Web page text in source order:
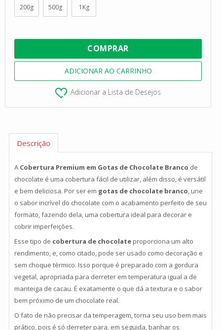
200g 500g 1Kg
Adicionar a Lista de Desejos
Descrição
A Cobertura Premium em Gotas de Chocolate Branco de
chocolate é uma cobertura fácil de utilizar, além disso, é versátil
e bem deliciosa. Por ser em gotas de chocolate branco , une
o sabor incrível do chocolate com o acabamento perfeito de seu
formato, fazendo dela, uma cobertura ideal para decorar e
cobrir imperfeições.
Esse tipo de cobertura de chocolateproporciona um alto
rendimento, e, como citado, pode ser usado como decoração e
sem choque térmico. Isso porque é preparado com a gordura
vegetal, apropriada para derreter em temperatura igual a de
manteiga de cacau. É exatamente o que dá a textura e o sabor
bem próximo de um chocolate real.
O fato de não precisar da temperagem, torna seu uso bem mais
prático, pois é só derreter para, em seguida, banhar os